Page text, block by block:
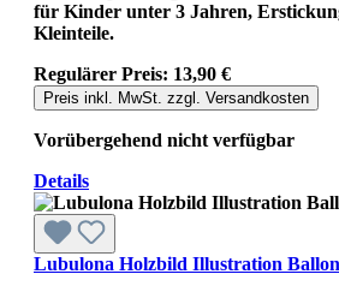
für Kinder unter 3 Jahren,
Kleinteile.
Regulärer Preis: 13,90 €
Preis inkl. MwSt. zzgl. Versandkosten
Vorübergehend nicht verfügbar
Details
Lubulona Holzbild Illustration Ballon